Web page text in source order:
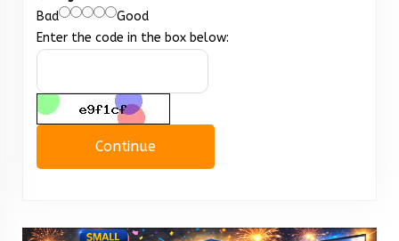
Bad
Good
Enter the code in the box below:
Continue